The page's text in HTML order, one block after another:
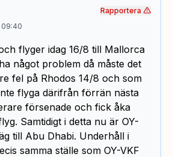
flyger idag 16/8 till Mallorca
något problem då måste det
fel på Rhodos 14/8 och som
flyga därifrån förrän nästa
försenade och fick åka
Samtidigt i detta nu är OY-
till Abu Dhabi. Underhåll i
samma ställe som OY-VKF
Rapportera